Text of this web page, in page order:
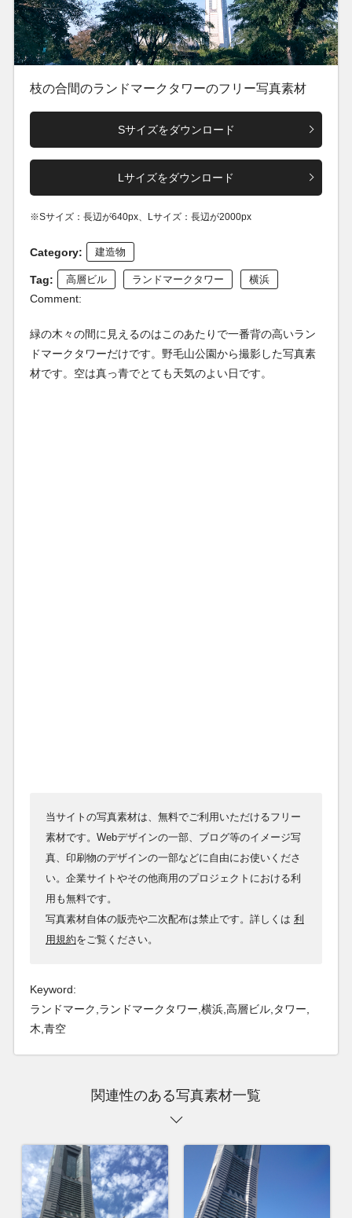
枝の合間のランドマークタワーのフリー写真素材
Sサイズをダウンロード
Lサイズをダウンロード
※Sサイズ：長辺が640px、Lサイズ：長辺が2000px
Category: 建造物
Tag: 高層ビル ランドマークタワー 横浜
Comment:
緑の木々の間に見えるのはこのあたりで一番背の高いラン
ドマークタワーだけです。野毛山公園から撮影した写真素
材です。空は真っ青でとても天気のよい日です。
当サイトの写真素材は、無料でご利用いただけるフリー
素材です。Webデザインの一部、ブログ等のイメージ写
真、印刷物のデザインの一部などに自由にお使いくださ
い。企業サイトやその他商用のプロジェクトにおける利
用も無料です。
写真素材自体の販売や二次配布は禁止です。詳しくは 利
用規約をご覧ください。
Keyword:
ランドマーク,ランドマークタワー,横浜,高層ビル,タワー,
木,青空
関連性のある写真素材一覧